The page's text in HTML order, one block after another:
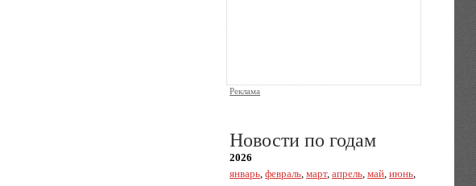
Реклама
Новости по годам
2026
январь,февраль,март,апрель,май,июнь,